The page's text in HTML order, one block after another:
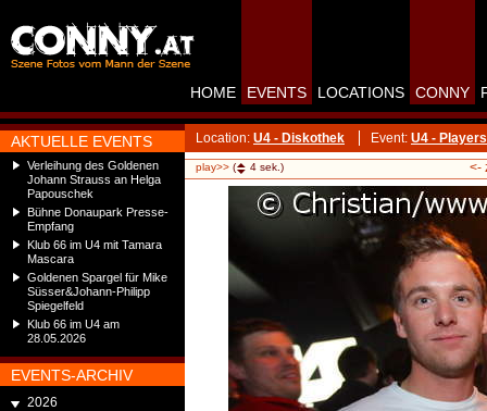
AKTUELLE EVENTS
Verleihung des Goldenen
Johann Strauss an Helga
Papouschek
Bühne Donaupark Presse-
Empfang
Klub 66 im U4 mit Tamara
Mascara
Goldenen Spargel für Mike
Süsser&Johann-Philipp
Spiegelfeld
Klub 66 im U4 am
28.05.2026
EVENTS-ARCHIV
2026
HOME EVENTS LOCATIONS CONNY
Location: U4 - Diskothek Event: U4 -
play>> ( 4 sek.) <-